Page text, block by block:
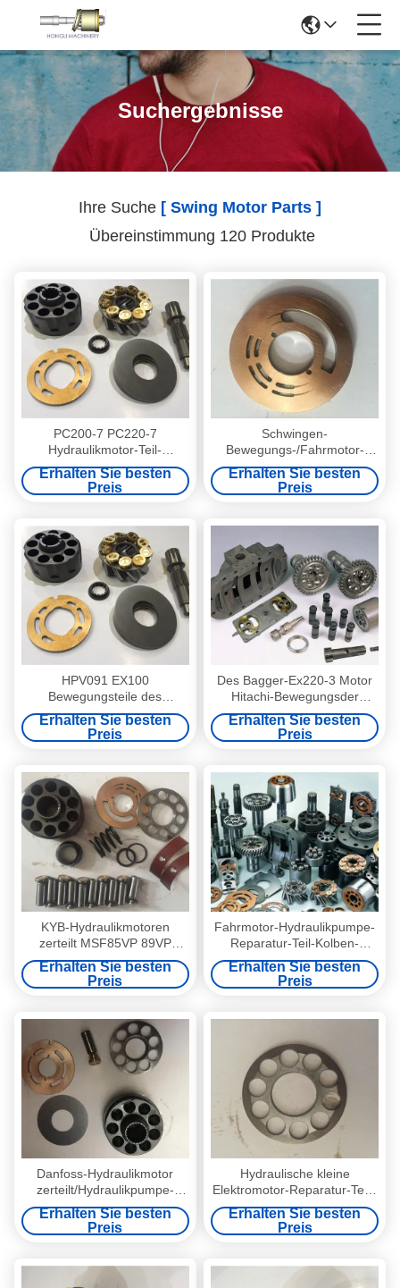
Suchergebnisse
Ihre Suche [ Swing Motor Parts ]
Übereinstimmung 120 Produkte
PC200-7 PC220-7
Hydraulikmotor-Teil-
Schwingen-Motor, der Soem-
Verpackung repariert
Erhalten Sie besten
Preis
Schwingen-
Bewegungs-/Fahrmotor-
Reparatur-Teile KAYABA
MSF230 hydraulische
Erhalten Sie besten
Preis
HPV091 EX100
Bewegungsteile des
Hydraulikmotor-hydraulische
Schwingen-zerteilt/PC220
Erhalten Sie besten
Preis
Des Bagger-Ex220-3 Motor
Hitachi-Bewegungsder
teil-/Schwingen zerteilt
Reparatur-Sets Hpv091
Erhalten Sie besten
Preis
KYB-Hydraulikmotoren
zerteilt MSF85VP 89VP
230VP 340VP 1 - 3 Tage
nach Zahlung
Erhalten Sie besten
Preis
Fahrmotor-Hydraulikpumpe-
Reparatur-Teil-Kolben-
Zylinderblock-Ventil
eingeschlossen
Erhalten Sie besten
Preis
Danfoss-Hydraulikmotor
zerteilt/Hydraulikpumpe-
Ersatzteile Relacement
Erhalten Sie besten
Preis
Hydraulische kleine
Elektromotor-Reparatur-Teile
Komastu HMV110 für Antrieb
des Enden-PC200-7
Erhalten Sie besten
Preis